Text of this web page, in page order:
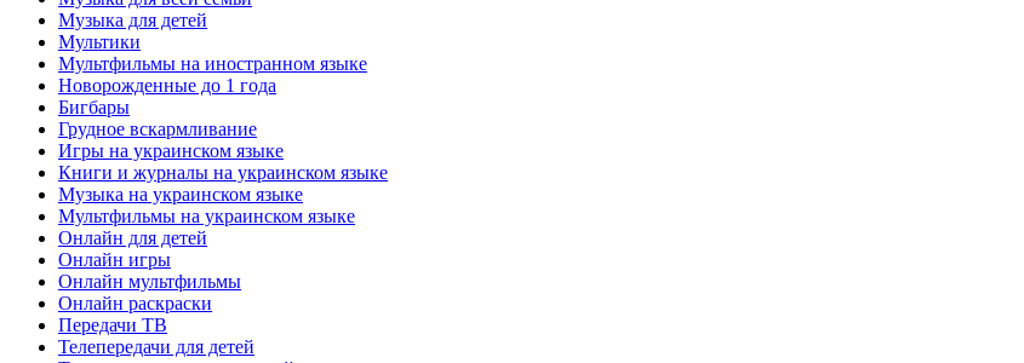
Музыка для детей
Мультики
Мультфильмы на иностранном языке
Новорожденные до 1 года
Бигбары
Грудное вскармливание
Игры на украинском языке
Книги и журналы на украинском языке
Музыка на украинском языке
Мультфильмы на украинском языке
Онлайн для детей
Онлайн игры
Онлайн мультфильмы
Онлайн раскраски
Передачи ТВ
Телепередачи для детей